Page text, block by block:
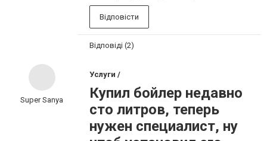
Відповісти
Відповіді (2)
Super Sanya
Услуги /
Купил бойлер недавно
сто литров, теперь
нужен специалист, ну